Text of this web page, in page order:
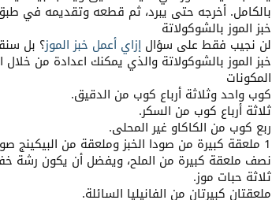
بالكامل. أخرجه حتى يبرد، ثم قطعه وتقديمه في
خبز الموز بالشوكولاتة
لن نجيب فقط على سؤال إزاي أعمل خبز الموز؟ بل
خبز الموز بالشوكولاتة والذي يمكنك اعدادة من خلال
المكونات
كوب واحد وثلاثة أرباع كوب من الدقيق.
ثلاثة أرباع كوب من السكر.
ربع كوب من الكاكاو غير المحلى.
1 ملعقة كبيرة من صودا الخبز وملعقة من البيكينج صودا.
نصف ملعقة كبيرة من الملح، ويفضل أن يكون رشة
ثلاثة حبات موز.
ملعقتان كبيرتان من الفانيليا السائلة.